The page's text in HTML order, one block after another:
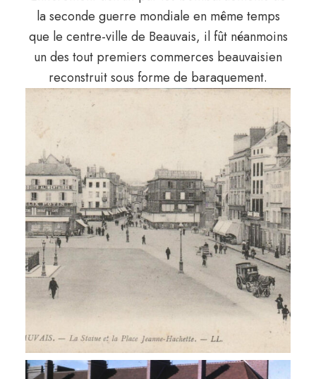
la seconde guerre mondiale en même temps
que le centre-ville de Beauvais, il fût néanmoins
un des tout premiers commerces beauvaisien
reconstruit sous forme de baraquement.